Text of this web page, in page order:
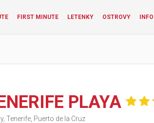
FIRST MINUTE LETENKY OSTROVY
PLAYA
Tenerife, Puerto de la Cruz